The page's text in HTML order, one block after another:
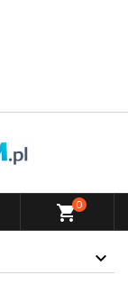
shopping_cart0